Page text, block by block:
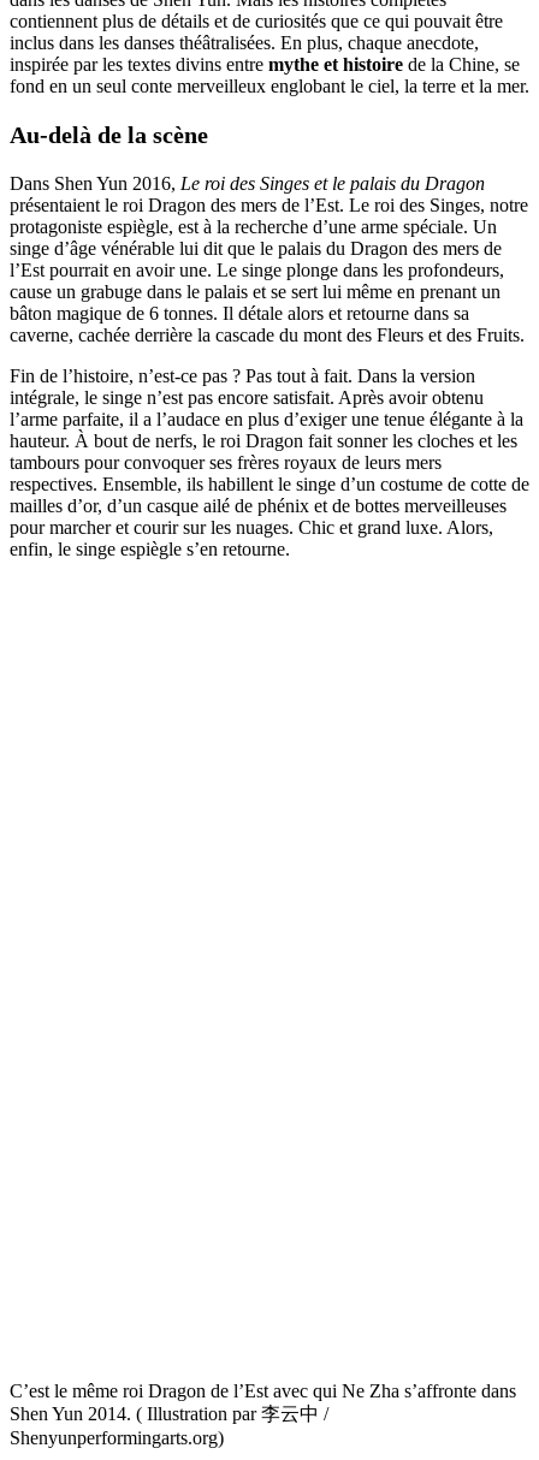
contiennent plus de détails et de curiosités que ce qui pouvait être
inclus dans les danses théâtralisées. En plus, chaque anecdote,
inspirée par les textes divins entre mythe et histoire de la Chine, se
fond en un seul conte merveilleux englobant le ciel, la terre et la mer.
Au-delà de la scène
Dans Shen Yun 2016, Le roi des Singes et le palais du Dragon
présentaient le roi Dragon des mers de l’Est. Le roi des Singes, notre
protagoniste espiègle, est à la recherche d’une arme spéciale. Un
singe d’âge vénérable lui dit que le palais du Dragon des mers de
l’Est pourrait en avoir une. Le singe plonge dans les profondeurs,
cause un grabuge dans le palais et se sert lui même en prenant un
bâton magique de 6 tonnes. Il détale alors et retourne dans sa
caverne, cachée derrière la cascade du mont des Fleurs et des Fruits.
Fin de l’histoire, n’est-ce pas ? Pas tout à fait. Dans la version
intégrale, le singe n’est pas encore satisfait. Après avoir obtenu
l’arme parfaite, il a l’audace en plus d’exiger une tenue élégante à la
hauteur. À bout de nerfs, le roi Dragon fait sonner les cloches et les
tambours pour convoquer ses frères royaux de leurs mers
respectives. Ensemble, ils habillent le singe d’un costume de cotte de
mailles d’or, d’un casque ailé de phénix et de bottes merveilleuses
pour marcher et courir sur les nuages. Chic et grand luxe. Alors,
enfin, le singe espiègle s’en retourne.
C’est le même roi Dragon de l’Est avec qui Ne Zha s’affronte dans
Shen Yun 2014. ( Illustration par 李云中 /
Shenyunperformingarts.org)